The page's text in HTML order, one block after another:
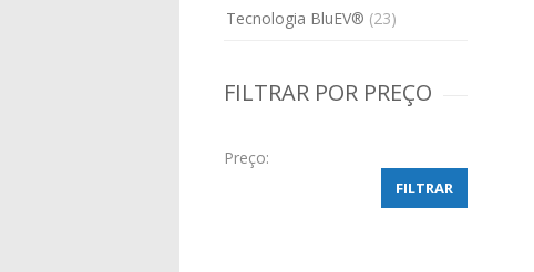
Tecnologia BluEV® (23)
FILTRAR POR PREÇO
Preço:
FILTRAR